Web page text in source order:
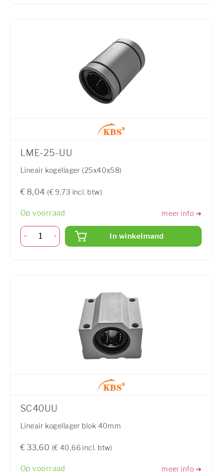
LME-25-UU
Lineair kogellager (25x40x58)
€ 8,04 (€ 9,73 incl. btw)
Op voorraad meer info ➜
In winkelmand
SC40UU
Lineair kogellager blok 40mm
€ 33,60 (€ 40,66 incl. btw)
Op voorraad meer info ➜